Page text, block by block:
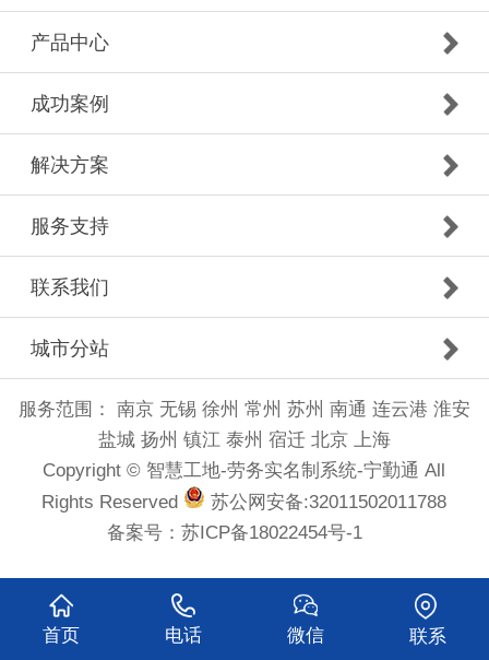
产品中心
成功案例
解决方案
服务支持
联系我们
城市分站
服务范围： 南京 无锡 徐州 常州 苏州 南通 连云港 淮安
盐城 扬州 镇江 泰州 宿迁 北京 上海
Copyright © 智慧工地-劳务实名制系统-宁勤通 All
Rights Reserved
苏公网安备:32011502011788
备案号：苏ICP备18022454号-1
首页 电话 微信 联系